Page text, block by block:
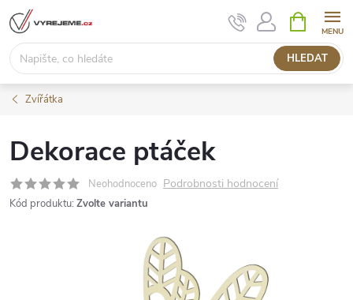
Přejít
na
obsah
HLEDAT
NÁKUPNÍ
KOŠÍK
Zvířátka
Dekorace ptáček
Neohodnoceno Podrobnosti hodnocení
Kód produktu: Zvolte variantu